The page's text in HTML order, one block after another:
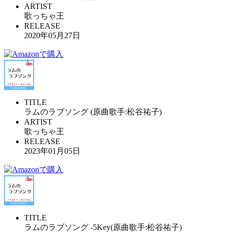
ARTIST
歌っちゃ王
RELEASE
2020年05月27日
TITLE
ラムのラブソング (原曲歌手:松谷祐子)
ARTIST
歌っちゃ王
RELEASE
2023年01月05日
TITLE
ラムのラブソング -5Key(原曲歌手:松谷祐子)